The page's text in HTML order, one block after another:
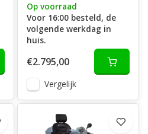
Op voorraad
Voor 16:00 besteld, de
volgende werkdag in
huis.
€2.795,00
Vergelijk